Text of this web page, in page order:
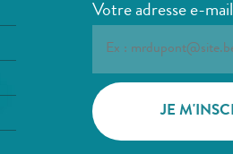
Votre adresse e-mail